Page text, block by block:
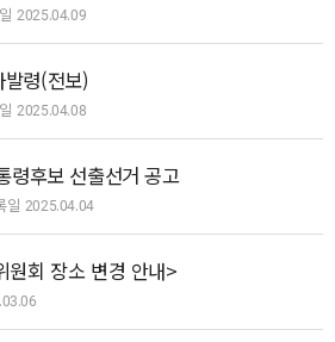
2025.04.09
령(전보)
2025.04.08
령후보 선출선거 공고
일 2025.04.04
원회 장소 변경 안내>